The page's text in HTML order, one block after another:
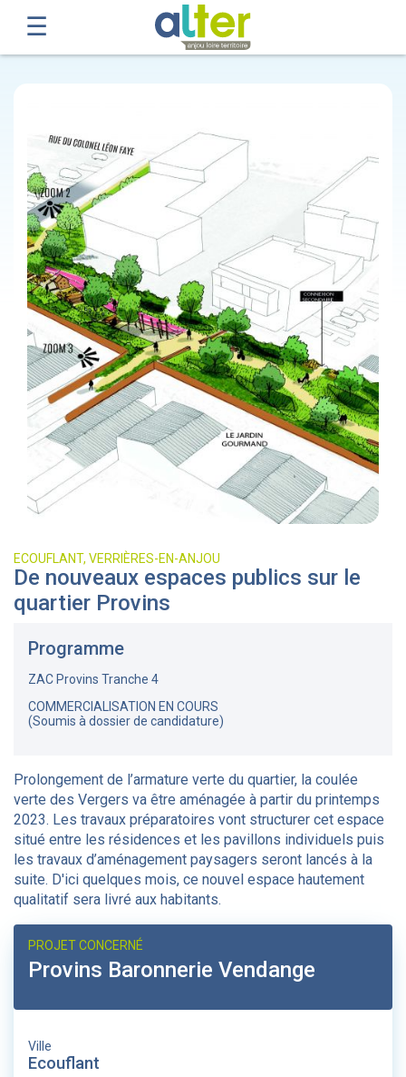
ECOUFLANT, VERRIÈRES-EN-ANJOU
De nouveaux espaces publics sur le
quartier Provins
Programme
ZAC Provins Tranche 4
COMMERCIALISATION EN COURS
(Soumis à dossier de candidature)
Prolongement de l’armature verte du quartier, la coulée
verte des Vergers va être aménagée à partir du printemps
2023. Les travaux préparatoires vont structurer cet espace
situé entre les résidences et les pavillons individuels puis
les travaux d’aménagement paysagers seront lancés à la
suite. D'ici quelques mois, ce nouvel espace hautement
qualitatif sera livré aux habitants.
PROJET CONCERNÉ
Provins Baronnerie Vendange
Ville
Ecouflant